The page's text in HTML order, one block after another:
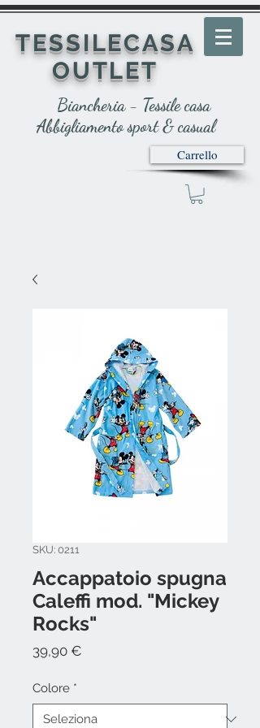
TESSILECASA
OUTLET
Biancheria - Tessile casa
Abbigliamento sport & casual
Carrello
SKU: 0211
Accappatoio spugna
Caleffi mod. "Mickey
Rocks"
39,90 €
Colore *